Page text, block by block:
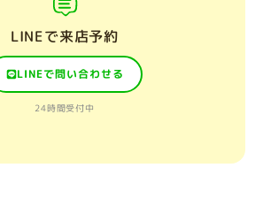
LINEで来店予約
LINEで問い合わせる
24時間受付中